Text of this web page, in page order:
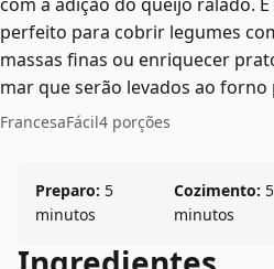
perfeito para cobrir legumes
massas finas ou enriquecer
mar que serão levados ao forno
FrancesaFácil4 porções
Preparo: 5
minutos
Cozimento: 5
minutos